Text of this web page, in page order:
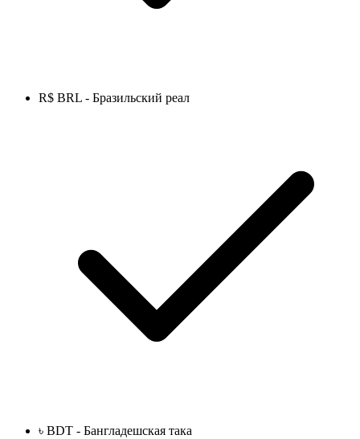
R$ BRL - Бразильский реал
৳ BDT - Бангладешская така